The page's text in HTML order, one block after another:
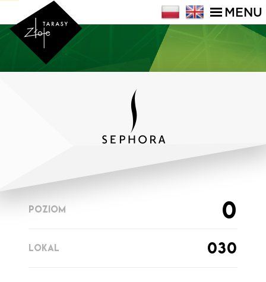
MENU
POZIOM 0
LOKAL 030